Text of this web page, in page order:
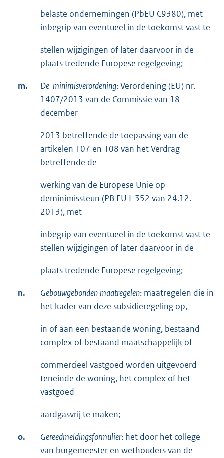
belaste ondernemingen (PbEU C9380), met
inbegrip van eventueel in de toekomst vast te
stellen wijzigingen of later daarvoor in de
plaats tredende Europese regelgeving;
m. De-minimisverordening: Verordening (EU) nr.
1407/2013 van de Commissie van 18
december
2013 betreffende de toepassing van de
artikelen 107 en 108 van het Verdrag
betreffende de
werking van de Europese Unie op
deminimissteun (PB EU L 352 van 24.12.
2013), met
inbegrip van eventueel in de toekomst vast te
stellen wijzigingen of later daarvoor in de
plaats tredende Europese regelgeving;
n. Gebouwgebonden maatregelen: maatregelen die in
het kader van deze subsidieregeling op,
in of aan een bestaande woning, bestaand
complex of bestaand maatschappelijk of
commercieel vastgoed worden uitgevoerd
teneinde de woning, het complex of het
vastgoed
aardgasvrij te maken;
o. Gereedmeldingsformulier: het door het college
van burgemeester en wethouders van de